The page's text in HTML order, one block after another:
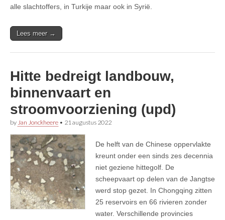
alle slachtoffers, in Turkije maar ook in Syrië.
Lees meer →
Hitte bedreigt landbouw,
binnenvaart en
stroomvoorziening (upd)
by Jan Jonckheere • 21 augustus 2022
De helft van de Chinese oppervlakte
kreunt onder een sinds zes decennia
niet geziene hittegolf. De
scheepvaart op delen van de Jangtse
werd stop gezet. In Chongqing zitten
25 reservoirs en 66 rivieren zonder
water. Verschillende provincies